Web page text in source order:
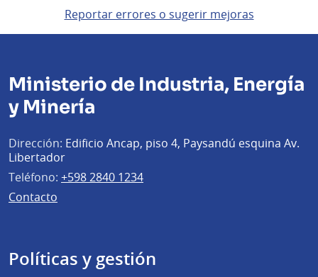
Reportar errores o sugerir mejoras
Ministerio de Industria, Energía
y Minería
Dirección: Edificio Ancap, piso 4, Paysandú esquina Av.
Libertador
Teléfono: +598 2840 1234
Contacto
Políticas y gestión